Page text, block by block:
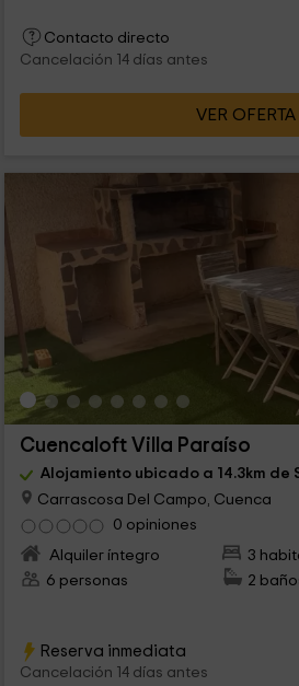
Contacto directo
Cancelación 14 días antes
VER OFERTA
Cuencaloft Villa Paraíso
Alojamiento ubicado a 14.3km de
Carrascosa Del Campo, Cuenca
0 opiniones
Alquiler íntegro
3
6 personas
2
Reserva inmediata
Cancelación 14 días antes